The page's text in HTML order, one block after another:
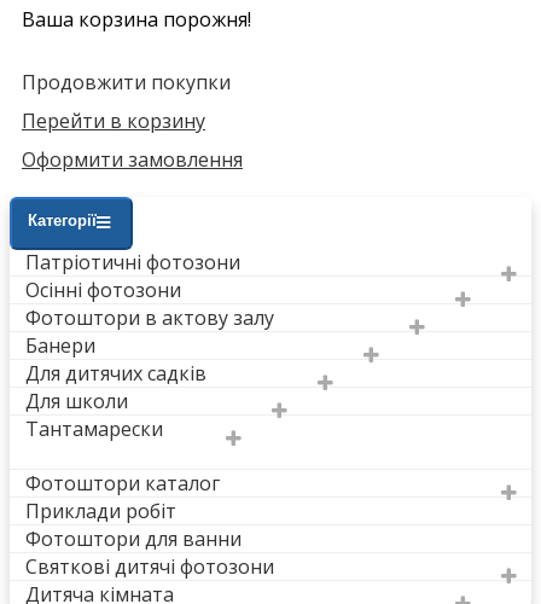
Ваша корзина порожня!
Продовжити покупки
Перейти в корзину
Оформити замовлення
Категорії
Патріотичні фотозони
Осінні фотозони
Фотоштори в актову залу
Банери
Для дитячих садків
Для школи
Тантамарески
Фотоштори каталог
Приклади робіт
Фотоштори для ванни
Святкові дитячі фотозони
Дитяча кімната